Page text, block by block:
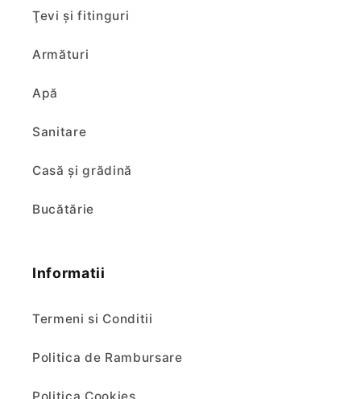
Ţevi şi fitinguri
Armături
Apă
Sanitare
Casă și grădină
Bucătărie
Informatii
Termeni si Conditii
Politica de Rambursare
Politica Cookies